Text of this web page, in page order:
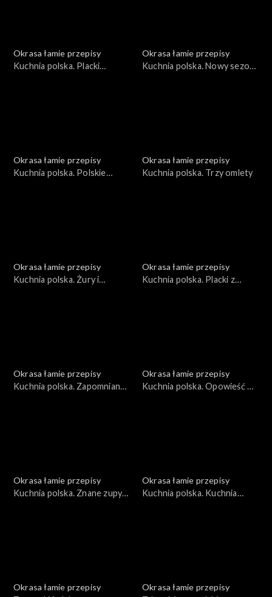
Okrasa łamie przepisy
Kuchnia polska. Placki
Okrasa łamie przepisy
Kuchnia polska. Nowy sezon
Okrasa łamie przepisy
Kuchnia polska. Polskie
Okrasa łamie przepisy
Kuchnia polska. Trzy omlety
Okrasa łamie przepisy
Kuchnia polska. Żury i
Okrasa łamie przepisy
Kuchnia polska. Placki z
Okrasa łamie przepisy
Kuchnia polska. Zapomniany
Okrasa łamie przepisy
Kuchnia polska. Opowieść o
Okrasa łamie przepisy
Kuchnia polska. Znane zupy
Okrasa łamie przepisy
Kuchnia polska. Kuchnia
Okrasa łamie przepisy
Okrasa łamie przepisy